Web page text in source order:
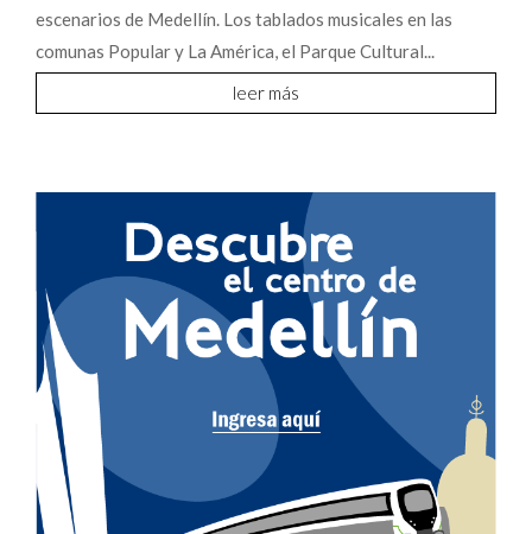
escenarios de Medellín. Los tablados musicales en las
comunas Popular y La América, el Parque Cultural...
leer más